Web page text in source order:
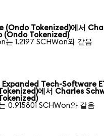
(Ondo Tokenized)에서
(Ondo Tokenized)
는 1.2197 SCHWon와 같음
Expanded Tech-Software
에서 Charles
0.915801 SCHWon와 같음